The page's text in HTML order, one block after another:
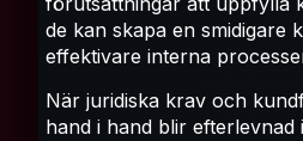
de kan skapa en smidigare
effektivare interna
När juridiska krav och
hand i hand blir